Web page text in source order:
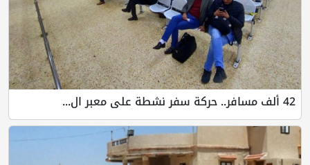
42 ألف مسافر.. حركة سفر نشطة على معبر ال...